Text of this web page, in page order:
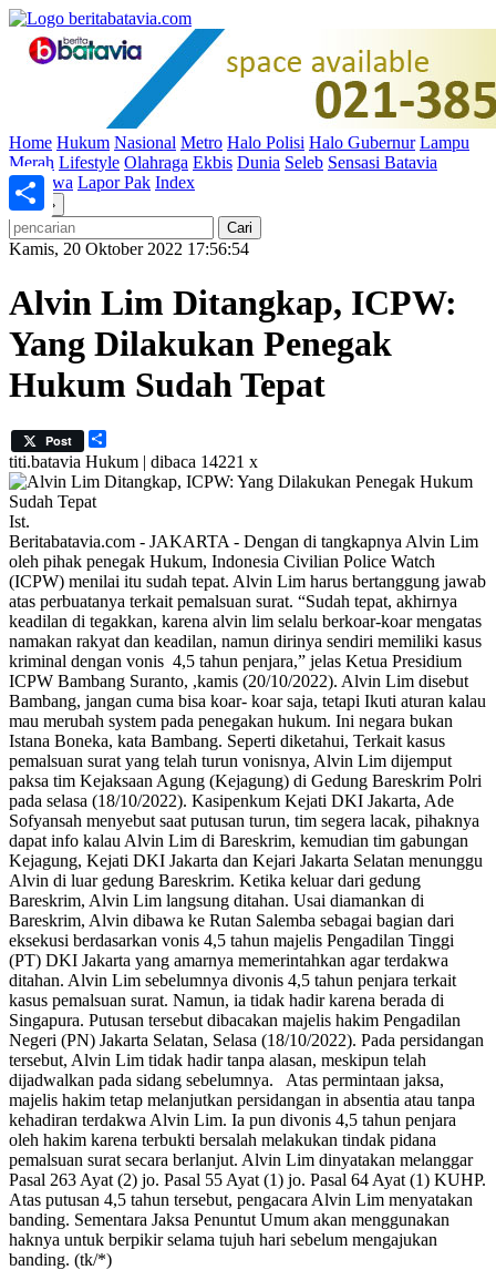
Home Hukum Nasional Metro Halo Polisi Halo Gubernur Lampu
Merah Lifestyle Olahraga Ekbis Dunia Seleb Sensasi Batavia
Peristiwa Lapor Pak Index
»
Kamis, 20 Oktober 2022 17:56:54
Alvin Lim Ditangkap, ICPW:
Yang Dilakukan Penegak
Hukum Sudah Tepat
Post
titi.batavia Hukum | dibaca 14221 x
Ist.
Beritabatavia.com - JAKARTA - Dengan di tangkapnya Alvin Lim
oleh pihak penegak Hukum, Indonesia Civilian Police Watch
(ICPW) menilai itu sudah tepat. Alvin Lim harus bertanggung jawab
atas perbuatanya terkait pemalsuan surat. “Sudah tepat, akhirnya
keadilan di tegakkan, karena alvin lim selalu berkoar-koar mengatas
namakan rakyat dan keadilan, namun dirinya sendiri memiliki kasus
kriminal dengan vonis 4,5 tahun penjara,” jelas Ketua Presidium
ICPW Bambang Suranto, ,kamis (20/10/2022). Alvin Lim disebut
Bambang, jangan cuma bisa koar- koar saja, tetapi Ikuti aturan kalau
mau merubah system pada penegakan hukum. Ini negara bukan
Istana Boneka, kata Bambang. Seperti diketahui, Terkait kasus
pemalsuan surat yang telah turun vonisnya, Alvin Lim dijemput
paksa tim Kejaksaan Agung (Kejagung) di Gedung Bareskrim Polri
pada selasa (18/10/2022). Kasipenkum Kejati DKI Jakarta, Ade
Sofyansah menyebut saat putusan turun, tim segera lacak, pihaknya
dapat info kalau Alvin Lim di Bareskrim, kemudian tim gabungan
Kejagung, Kejati DKI Jakarta dan Kejari Jakarta Selatan menunggu
Alvin di luar gedung Bareskrim. Ketika keluar dari gedung
Bareskrim, Alvin Lim langsung ditahan. Usai diamankan di
Bareskrim, Alvin dibawa ke Rutan Salemba sebagai bagian dari
eksekusi berdasarkan vonis 4,5 tahun majelis Pengadilan Tinggi
(PT) DKI Jakarta yang amarnya memerintahkan agar terdakwa
ditahan. Alvin Lim sebelumnya divonis 4,5 tahun penjara terkait
kasus pemalsuan surat. Namun, ia tidak hadir karena berada di
Singapura. Putusan tersebut dibacakan majelis hakim Pengadilan
Negeri (PN) Jakarta Selatan, Selasa (18/10/2022). Pada persidangan
tersebut, Alvin Lim tidak hadir tanpa alasan, meskipun telah
dijadwalkan pada sidang sebelumnya. Atas permintaan jaksa,
majelis hakim tetap melanjutkan persidangan in absentia atau tanpa
kehadiran terdakwa Alvin Lim. Ia pun divonis 4,5 tahun penjara
oleh hakim karena terbukti bersalah melakukan tindak pidana
pemalsuan surat secara berlanjut. Alvin Lim dinyatakan melanggar
Pasal 263 Ayat (2) jo. Pasal 55 Ayat (1) jo. Pasal 64 Ayat (1) KUHP.
Atas putusan 4,5 tahun tersebut, pengacara Alvin Lim menyatakan
banding. Sementara Jaksa Penuntut Umum akan menggunakan
haknya untuk berpikir selama tujuh hari sebelum mengajukan
banding. (tk/*)
Share